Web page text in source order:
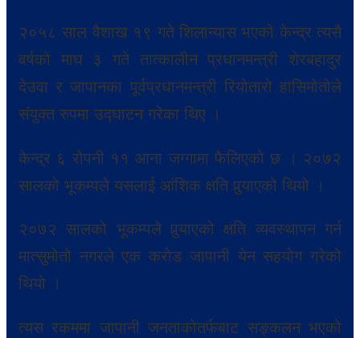
२०५८ साल वैशाख १९ गते शिलान्यास भएको केन्द्र त्यसै
वर्षको माघ ३ गते तात्कालीन प्रधानमन्त्री शेरबहादुर
देउवा र जापानका पूर्वप्रधानमन्त्री रियोतारो हासिमोतोले
संयुक्त रुपमा उद्घाटन गरेका थिए ।
केन्द्र ६ रोपनी ११ आना जग्गामा फैलिएको छ । २०७२
सालको भूकम्पले यसलाई आंशिक क्षति पुर्‍याएको थियो ।
२०७२ सालको भूकम्पले पुर्‍याएको क्षति व्यवस्थापन गर्न
मात्सुमोतो नगरले एक करोड जापानी येन सहयोग गरेको
थियो ।
त्यस रकममा जापानी जनताकोतर्फबाट सङ्कलन भएको